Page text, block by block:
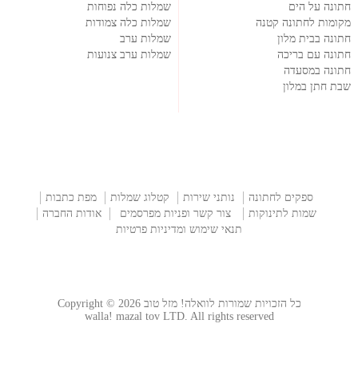
חתונה על הים
מקומות לחתונה קטנה
חתונה בבית מלון
חתונה עם בריכה
חתונה במסעדה
שבת חתן במלון
שמלות כלה נפוחות
שמלות כלה צמודות
שמלות ערב
שמלות ערב צנועות
ספקים לחתונה נותני שירות קטלוג שמלות
מפת כתבות
שמות לתינוקות
צור קשר ופניות מפרסמים
אודות החברה
תנאי שימוש ומדיניות פרטיות
כל הזכויות שמורות לוואלה! מזל טוב Copyright © 2026
walla! mazal tov LTD. All rights reserved